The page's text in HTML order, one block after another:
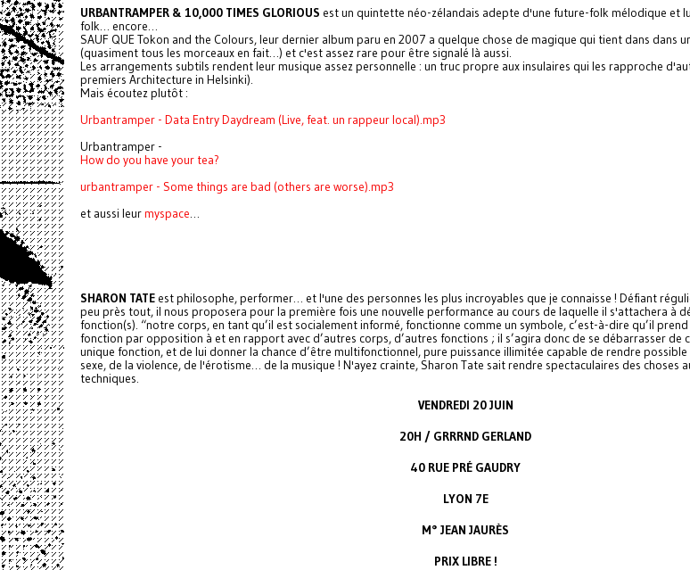
URBANTRAMPER & 10,000 TIMES GLORIOUS est un quintette néo-zélandais adepte d'une future-folk mélodique et
folk… encore…
SAUF QUE Tokon and the Colours, leur dernier album paru en 2007 a quelque chose de magique qui tient dans dans
(quasiment tous les morceaux en fait…) et c'est assez rare pour être signalé là aussi.
Les arrangements subtils rendent leur musique assez personnelle : un truc propre aux insulaires qui les rapproche
premiers Architecture in Helsinki).
Mais écoutez plutôt :
Urbantramper - Data Entry Daydream (Live, feat. un rappeur local).mp3
Urbantramper -
How do you have your tea?
urbantramper - Some things are bad (others are worse).mp3
et aussi leurmyspace…
SHARON TATE est philosophe, performer… et l'une des personnes les plus incroyables que je connaisse ! Défiant
peu près tout, il nous proposera pour la première fois une nouvelle performance au cours de laquelle il s'attachera à
fonction(s). “notre corps, en tant qu’il est socialement informé, fonctionne comme un symbole, c’est-à-dire qu’il
fonction par opposition à et en rapport avec d’autres corps, d’autres fonctions ; il s’agira donc de se débarrasser de
unique fonction, et de lui donner la chance d’être multifonctionnel, pure puissance illimitée capable de rendre
sexe, de la violence, de l'érotisme… de la musique ! N'ayez crainte, Sharon Tate sait rendre spectaculaires des choses
techniques.
VENDREDI 20 JUIN
20H / GRRRND GERLAND
40 RUE PRÉ GAUDRY
LYON 7E
M° JEAN JAURÈS
PRIX LIBRE !